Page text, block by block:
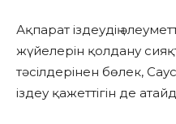
Ақпарат іздеудің
жүйелерін қолдану
тәсілдерінен бөлек,
іздеу қажеттігін де